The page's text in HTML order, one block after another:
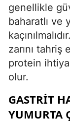
genellikle
baharatlı ve
zarını tahriş
protein
olur.
GASTRIT
YUMURTA